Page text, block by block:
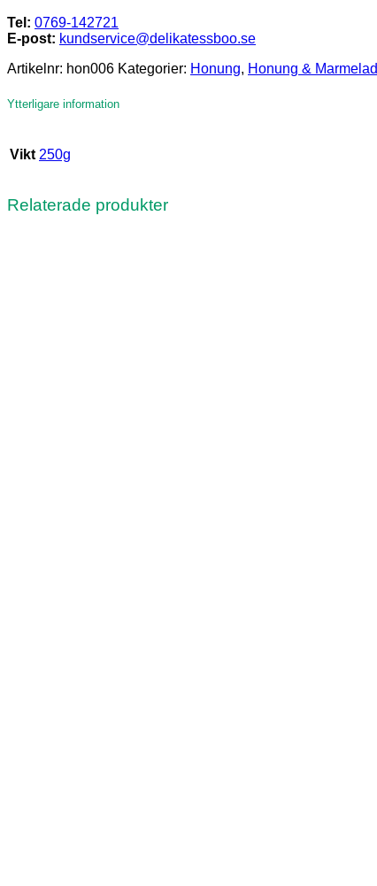
Tel: 0769-142721
E-post: kundservice@delikatessboo.se
Artikelnr: hon006 Kategorier: Honung, Honung & Marmelad
Ytterligare information
Vikt 250g
Relaterade produkter